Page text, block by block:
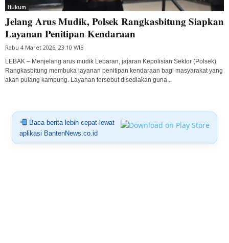
Hukum
Jelang Arus Mudik, Polsek Rangkasbitung Siapkan
Layanan Penitipan Kendaraan
Rabu 4 Maret 2026, 23:10 WIB
LEBAK – Menjelang arus mudik Lebaran, jajaran Kepolisian Sektor (Polsek)
Rangkasbitung membuka layanan penitipan kendaraan bagi masyarakat yang
akan pulang kampung. Layanan tersebut disediakan guna...
Baca berita lebih cepat lewat
aplikasi BantenNews.co.id